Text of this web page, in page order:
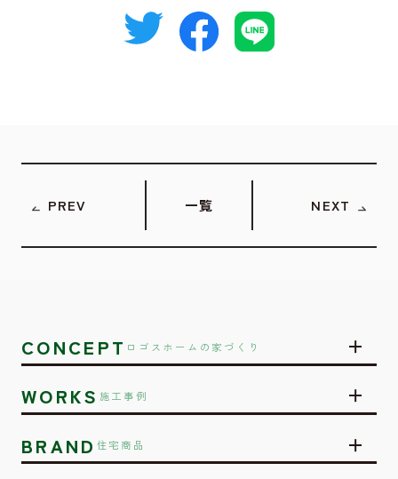
PREV 一覧 NEXT
CONCEPT ロゴスホームの家づくり
WORKS 施工事例
BRAND 住宅商品